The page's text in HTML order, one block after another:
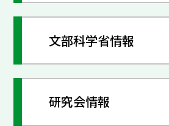
文部科学省情報
研究会情報